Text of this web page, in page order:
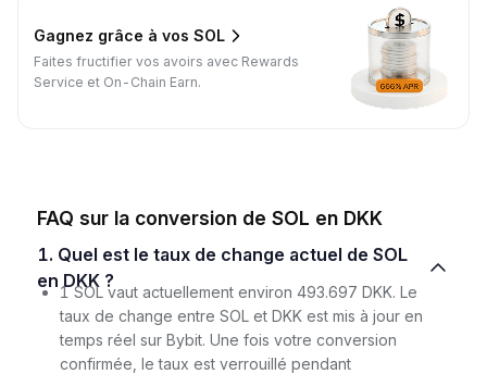
Gagnez grâce à vos SOL
Faites fructifier vos avoirs avec Rewards
Service et On-Chain Earn.
FAQ sur la conversion de SOL en DKK
1. Quel est le taux de change actuel de SOL
en DKK ?
1 SOL vaut actuellement environ 493.697 DKK. Le
taux de change entre SOL et DKK est mis à jour en
temps réel sur Bybit. Une fois votre conversion
confirmée, le taux est verrouillé pendant